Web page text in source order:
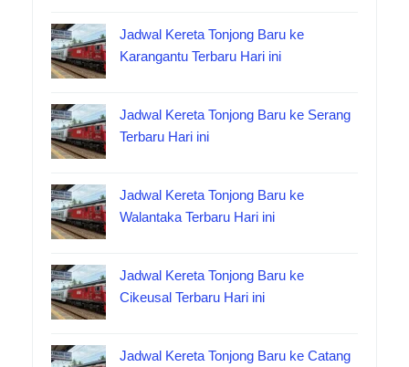
Jadwal Kereta Tonjong Baru ke
Karangantu Terbaru Hari ini
Jadwal Kereta Tonjong Baru ke Serang
Terbaru Hari ini
Jadwal Kereta Tonjong Baru ke
Walantaka Terbaru Hari ini
Jadwal Kereta Tonjong Baru ke
Cikeusal Terbaru Hari ini
Jadwal Kereta Tonjong Baru ke Catang